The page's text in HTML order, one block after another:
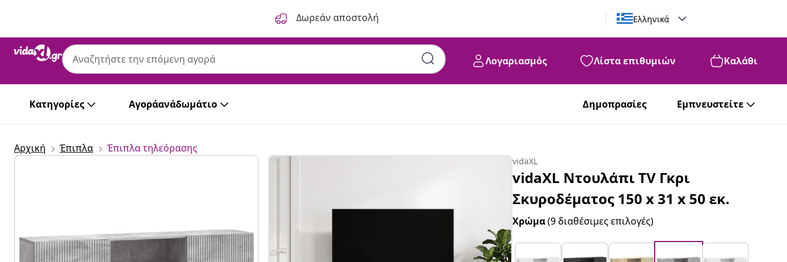
Δωρεάν αποστολή Ελληνικά
Λογαριασμός Λίστα επιθυμιών Καλάθι
Κατηγορίες Αγοράανάδωμάτιο Δημοπρασίες Εμπνευστείτε
Αρχική Έπιπλα Έπιπλα τηλεόρασης
vidaXL
vidaXL Ντουλάπι TV Γκρι
Σκυροδέματος 150 x 31 x 50 εκ.
Χρώμα(9 διαθέσιμες επιλογές)